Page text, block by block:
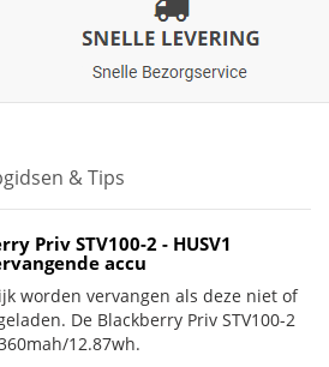
& Tips
Priv STV100-2 - HUSV1
accu
worden vervangen als deze niet of
De Blackberry Priv STV100-2
12.87wh.